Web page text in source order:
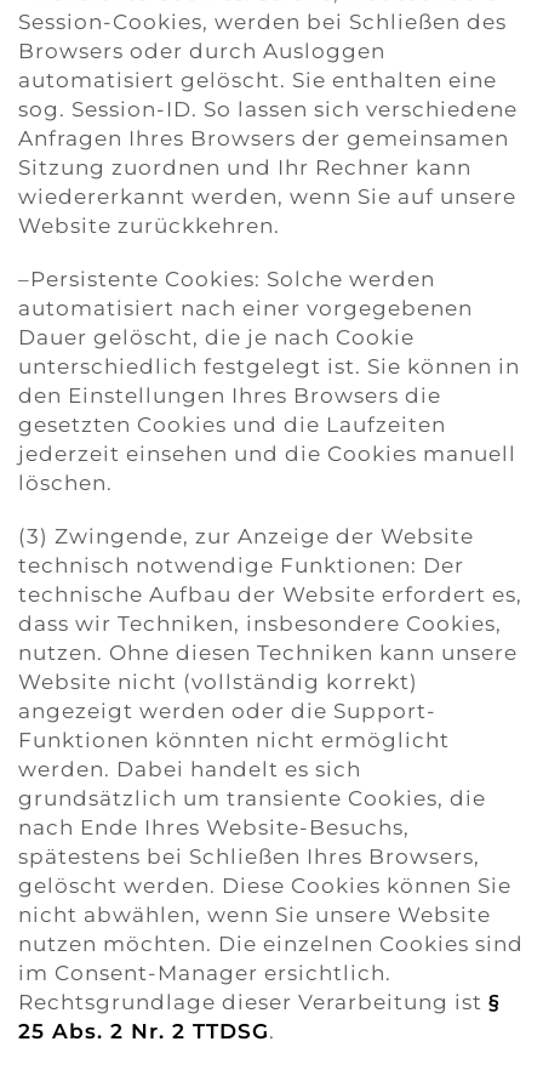
Session-Cookies, werden bei Schließen des
Browsers oder durch Ausloggen
automatisiert gelöscht. Sie enthalten eine
sog. Session-ID. So lassen sich verschiedene
Anfragen Ihres Browsers der gemeinsamen
Sitzung zuordnen und Ihr Rechner kann
wiedererkannt werden, wenn Sie auf unsere
Website zurückkehren.
–Persistente Cookies: Solche werden
automatisiert nach einer vorgegebenen
Dauer gelöscht, die je nach Cookie
unterschiedlich festgelegt ist. Sie können in
den Einstellungen Ihres Browsers die
gesetzten Cookies und die Laufzeiten
jederzeit einsehen und die Cookies manuell
löschen.
(3) Zwingende, zur Anzeige der Website
technisch notwendige Funktionen: Der
technische Aufbau der Website erfordert es,
dass wir Techniken, insbesondere Cookies,
nutzen. Ohne diesen Techniken kann unsere
Website nicht (vollständig korrekt)
angezeigt werden oder die Support-
Funktionen könnten nicht ermöglicht
werden. Dabei handelt es sich
grundsätzlich um transiente Cookies, die
nach Ende Ihres Website-Besuchs,
spätestens bei Schließen Ihres Browsers,
gelöscht werden. Diese Cookies können Sie
nicht abwählen, wenn Sie unsere Website
nutzen möchten. Die einzelnen Cookies sind
im Consent-Manager ersichtlich.
Rechtsgrundlage dieser Verarbeitung ist §
25 Abs. 2 Nr. 2 TTDSG.